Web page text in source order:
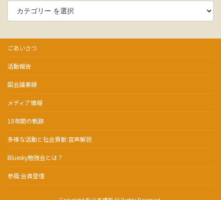
ごあいさつ
活動報告
国会議事録
メディア情報
18年間の軌跡
多様な活動と社会貢献:音声解説
Bluesky勉強会とは？
参風:会員登壇